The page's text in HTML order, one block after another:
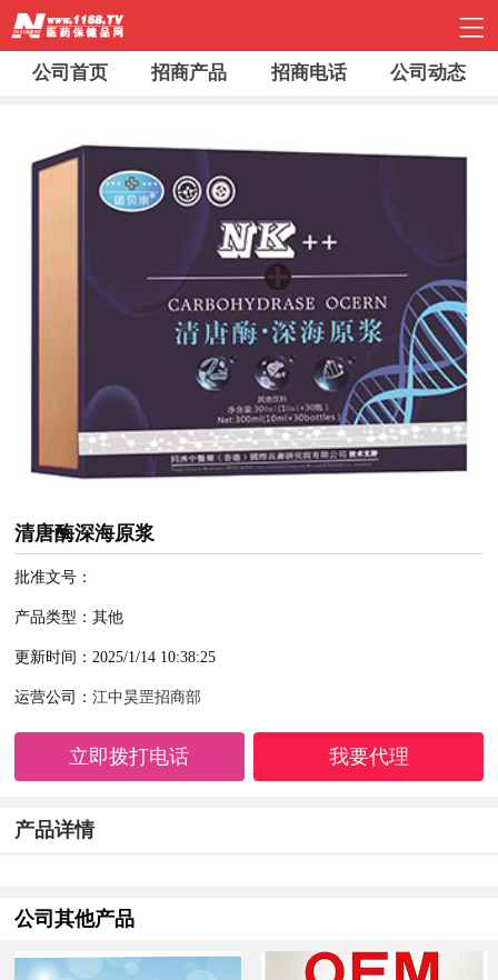
公司首页 招商产品 招商电话 公司动态
清唐酶深海原浆
批准文号：
产品类型：其他
更新时间：2025/1/14 10:38:25
运营公司：江中昊罡招商部
立即拨打电话 我要代理
产品详情
公司其他产品